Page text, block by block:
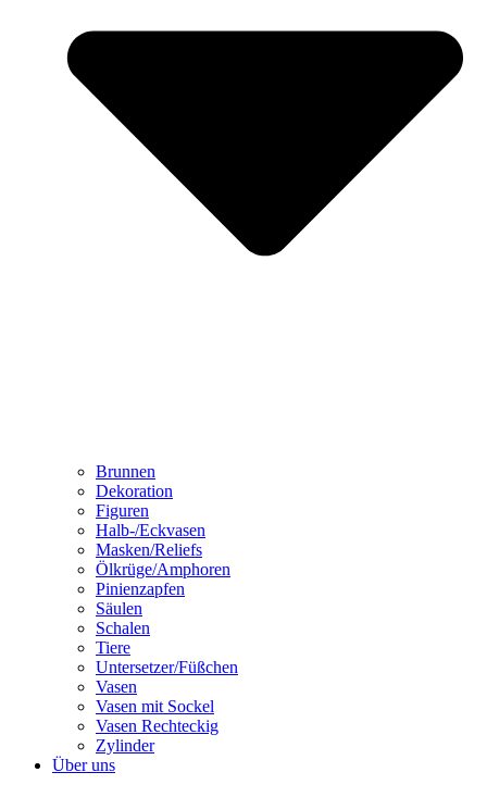
Brunnen
Dekoration
Figuren
Halb-/Eckvasen
Masken/Reliefs
Ölkrüge/Amphoren
Pinienzapfen
Säulen
Schalen
Tiere
Untersetzer/Füßchen
Vasen
Vasen mit Sockel
Vasen Rechteckig
Zylinder
Über uns